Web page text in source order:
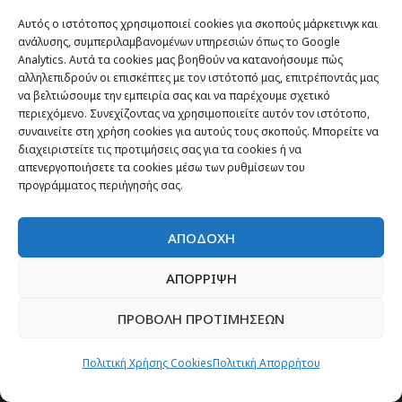
Αυτός ο ιστότοπος χρησιμοποιεί cookies για σκοπούς μάρκετινγκ και
ανάλυσης, συμπεριλαμβανομένων υπηρεσιών όπως το Google
Analytics. Αυτά τα cookies μας βοηθούν να κατανοήσουμε πώς
αλληλεπιδρούν οι επισκέπτες με τον ιστότοπό μας, επιτρέποντάς μας
να βελτιώσουμε την εμπειρία σας και να παρέχουμε σχετικό
περιεχόμενο. Συνεχίζοντας να χρησιμοποιείτε αυτόν τον ιστότοπο,
συναινείτε στη χρήση cookies για αυτούς τους σκοπούς. Μπορείτε να
διαχειριστείτε τις προτιμήσεις σας για τα cookies ή να
απενεργοποιήσετε τα cookies μέσω των ρυθμίσεων του
προγράμματος περιήγησής σας.
ΑΠΟΔΟΧΗ
ΑΠΟΡΡΙΨΗ
ΠΡΟΒΟΛΗ ΠΡΟΤΙΜΗΣΕΩΝ
Πολιτική Χρήσης CookiesΠολιτική Απορρήτου
Σχετικά με εμάς